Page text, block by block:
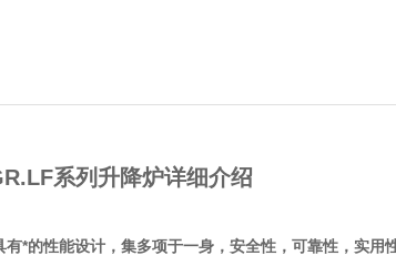
系列升降炉详细介绍
*的性能设计，集多项于一身，安全性，可靠性，实用